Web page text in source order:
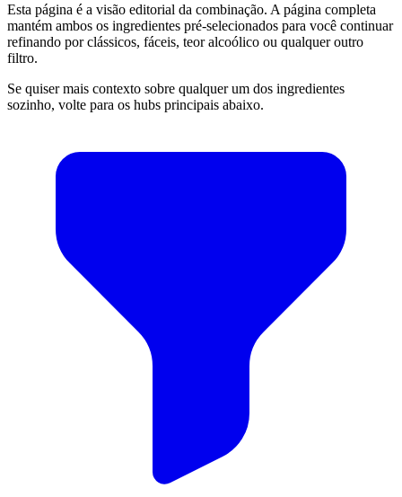
Esta página é a visão editorial da combinação. A página completa
mantém ambos os ingredientes pré-selecionados para você continuar
refinando por clássicos, fáceis, teor alcoólico ou qualquer outro
filtro.
Se quiser mais contexto sobre qualquer um dos ingredientes
sozinho, volte para os hubs principais abaixo.